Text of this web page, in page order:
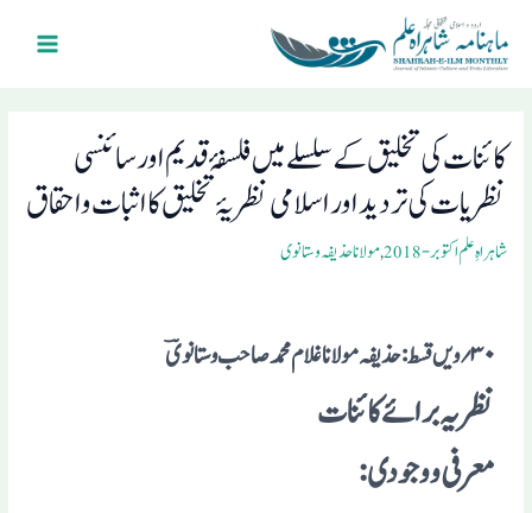
content
کائنات کی تخلیق کے سلسلے میں فلسفۂ قدیم اور سائنسی
نظریات کی تردید اور اسلامی نظریۂ تخلیق کا اثبات واحقاق
شاہراہِ علم اکتوبر- 2018 ,مولانا حذیفہ وستانوی
۳۰؍ ویں قسط: حذ یفہ مو لانا غلا م محمد صاحب وستا نویؔ
نظریہ برائے کائنات
معرفی ووجودی :